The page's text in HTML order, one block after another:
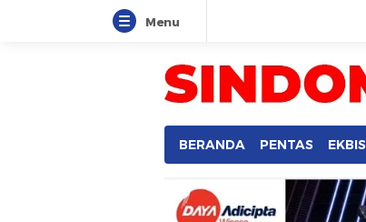
Menu
SINDOMANADO
Informatif dan Edukatif
BERANDA PENTAS EKBIS